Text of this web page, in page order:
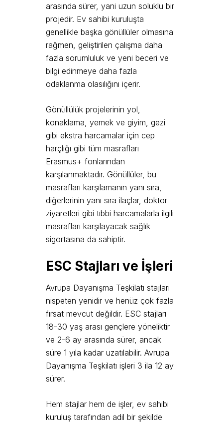
arasında sürer, yani uzun soluklu bir
projedir. Ev sahibi kuruluşta
genellikle başka gönüllüler olmasına
rağmen, geliştirilen çalışma daha
fazla sorumluluk ve yeni beceri ve
bilgi edinmeye daha fazla
odaklanma olasılığını içerir.
Gönüllülük projelerinin yol,
konaklama, yemek ve giyim, gezi
gibi ekstra harcamalar için cep
harçlığı gibi tüm masrafları
Erasmus+ fonlarından
karşılanmaktadır. Gönüllüler, bu
masrafları karşılamanın yanı sıra,
diğerlerinin yanı sıra ilaçlar, doktor
ziyaretleri gibi tıbbi harcamalarla ilgili
masrafları karşılayacak sağlık
sigortasına da sahiptir.
ESC Stajları ve İşleri
Avrupa Dayanışma Teşkilatı stajları
nispeten yenidir ve henüz çok fazla
fırsat mevcut değildir. ESC stajları
18-30 yaş arası gençlere yöneliktir
ve 2-6 ay arasında sürer, ancak
süre 1 yıla kadar uzatılabilir. Avrupa
Dayanışma Teşkilatı işleri 3 ila 12 ay
sürer.
Hem stajlar hem de işler, ev sahibi
kuruluş tarafından adil bir şekilde